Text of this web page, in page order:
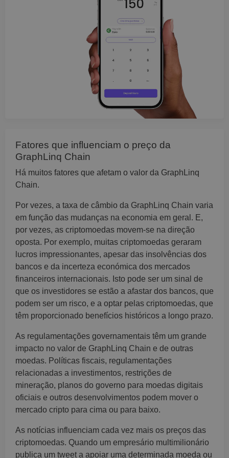
Fatores que influenciam o preço da
GraphLinq Chain
Há muitos fatores que afetam o valor da GraphLinq
Chain.
Por vezes, a taxa de câmbio da GraphLinq Chain varia
em função das mudanças na economia em geral. E,
por vezes, as criptomoedas movem-se na direção
oposta. Por exemplo, muitas criptomoedas geraram
lucros impressionantes, apesar das insolvências dos
bancos e da incerteza económica dos mercados
financeiros internacionais. Isto pode ser um sinal de
que os investidores se estão a afastar dos bancos, que
podem ser um risco, e a optar pelas criptomoedas, que
têm proporcionado benefícios históricos a longo prazo.
As regulamentações governamentais têm um grande
impacto no valor de GraphLinq Chain e de outras
moedas. Políticas fiscais, regulamentações
relacionadas a investimentos, restrições de
mineração, planos do governo para moedas digitais
oficiais e outros desenvolvimentos podem mover o
mercado cripto para cima ou para baixo.
As notícias influenciam cada vez mais os preços das
criptomoedas. Quando um empresário multimilionário
publica um tweet a apoiar uma determinada moeda ou